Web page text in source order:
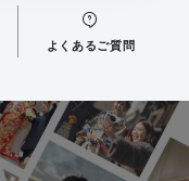
よくあるご質問